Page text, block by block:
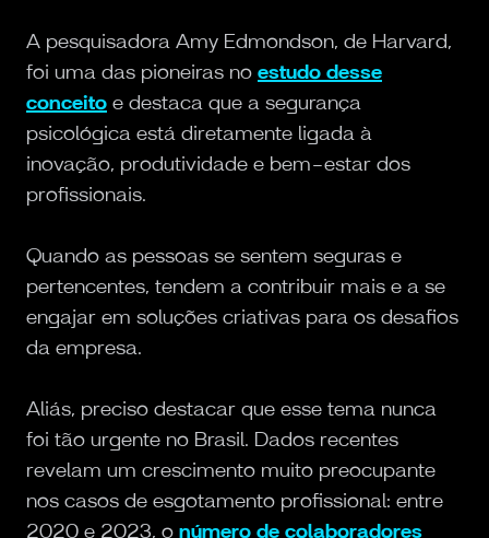
A pesquisadora Amy Edmondson, de Harvard,
foi uma das pioneiras no estudo desse
conceito e destaca que a segurança
psicológica está diretamente ligada à
inovação, produtividade e bem-estar dos
profissionais.
Quando as pessoas se sentem seguras e
pertencentes, tendem a contribuir mais e a se
engajar em soluções criativas para os desafios
da empresa.
Aliás, preciso destacar que esse tema nunca
foi tão urgente no Brasil. Dados recentes
revelam um crescimento muito preocupante
nos casos de esgotamento profissional: entre
2020 e 2023, o número de colaboradores